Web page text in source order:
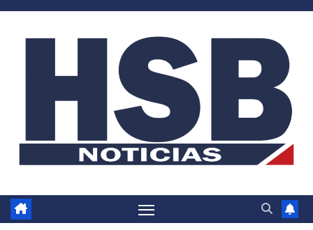
Saltar